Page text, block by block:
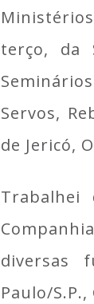
terço, da
Servos,
de Jericó,
Trabalhei
diversas
Paulo/